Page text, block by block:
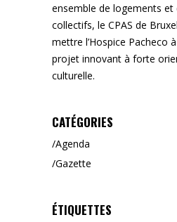
ensemble de logements et
collectifs, le CPAS de
mettre l’Hospice Pacheco
projet innovant à forte
culturelle.
CATÉGORIES
Agenda
Gazette
ÉTIQUETTES